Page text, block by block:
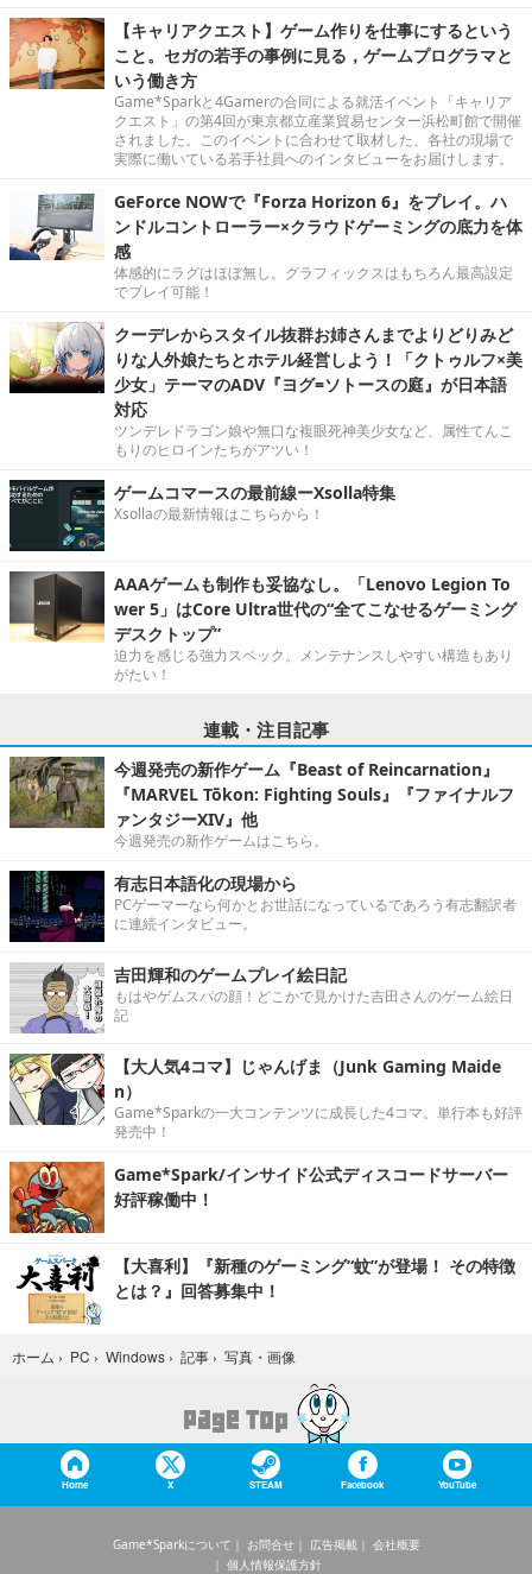
【キャリアクエスト】ゲーム作りを仕事にするという
こと。セガの若手の事例に見る，ゲームプログラマと
いう働き方
Game*Sparkと4Gamerの合同による就活イベント「キャリア
クエスト」の第4回が東京都立産業貿易センター浜松町館で開催
されました。このイベントに合わせて取材した、各社の現場で
実際に働いている若手社員へのインタビューをお届けします。
GeForce NOWで『Forza Horizon 6』をプレイ。ハ
ンドルコントローラー×クラウドゲーミングの底力を体
感
体感的にラグはほぼ無し。グラフィックスはもちろん最高設定
でプレイ可能！
クーデレからスタイル抜群お姉さんまでよりどりみど
りな人外娘たちとホテル経営しよう！「クトゥルフ×美
少女」テーマのADV『ヨグ=ソトースの庭』が日本語
対応
ツンデレドラゴン娘や無口な複眼死神美少女など、属性てんこ
もりのヒロインたちがアツい！
ゲームコマースの最前線ーXsolla特集
Xsollaの最新情報はこちらから！
AAAゲームも制作も妥協なし。「Lenovo Legion To
wer 5」はCore Ultra世代の“全てこなせるゲーミング
デスクトップ”
迫力を感じる強力スペック。メンテナンスしやすい構造もあり
がたい！
連載・注目記事
今週発売の新作ゲーム『Beast of Reincarnation』
『MARVEL Tōkon: Fighting Souls』『ファイナルフ
ァンタジーXIV』他
今週発売の新作ゲームはこちら。
有志日本語化の現場から
PCゲーマーなら何かとお世話になっているであろう有志翻訳者
に連続インタビュー。
吉田輝和のゲームプレイ絵日記
もはやゲムスパの顔！どこかで見かけた吉田さんのゲーム絵日
記
【大人気4コマ】じゃんげま（Junk Gaming Maide
n）
Game*Sparkの一大コンテンツに成長した4コマ。単行本も好評
発売中！
Game*Spark/インサイド公式ディスコードサーバー
好評稼働中！
【大喜利】『新種のゲーミング“蚊”が登場！ その特徴
とは？』回答募集中！
ホーム › PC › Windows › 記事 › 写真・画像
Home X STEAM Facebook YouTube
Game*Sparkについて お問合せ 広告掲載
会社概要
個人情報保護方針